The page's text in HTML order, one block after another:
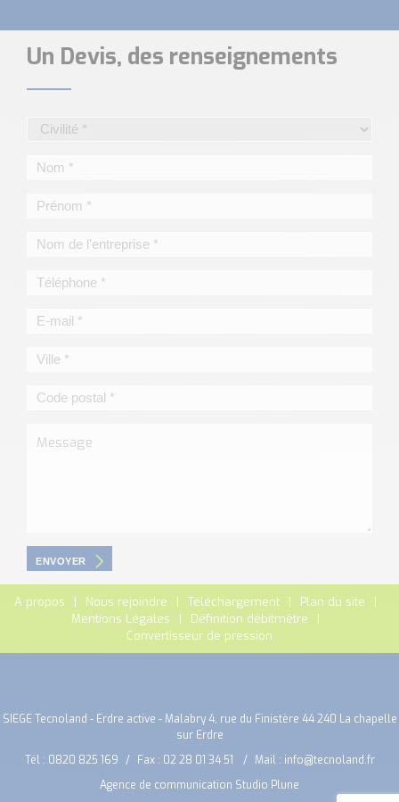
Un Devis, des renseignements
ENVOYER
A propos Nous rejoindre Téléchargement
Plan du site
Mentions Légales
Définition débitmètre
Convertisseur de pression
SIEGE Tecnoland - Erdre active - Malabry 4, rue du Finistère 44 240 La chapelle
sur Erdre
Tél : 0820 825 169 Fax : 02 28 01 34 51 Mail : info@tecnoland.fr
Agence de communication Studio Plune